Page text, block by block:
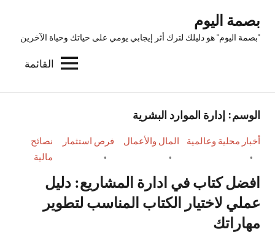
المحتوى
بصمة اليوم
"بصمة اليوم" هو دليلك لترك أثر إيجابي يومي على حياتك وحياة الآخرين
القائمة
الوسم: إدارة الموارد البشرية
أخبار محلية وعالمية المال والأعمال فرص استثمار
نصائح
مالية
افضل كتاب في ادارة المشاريع: دليل
عملي لاختيار الكتاب المناسب لتطوير
مهاراتك